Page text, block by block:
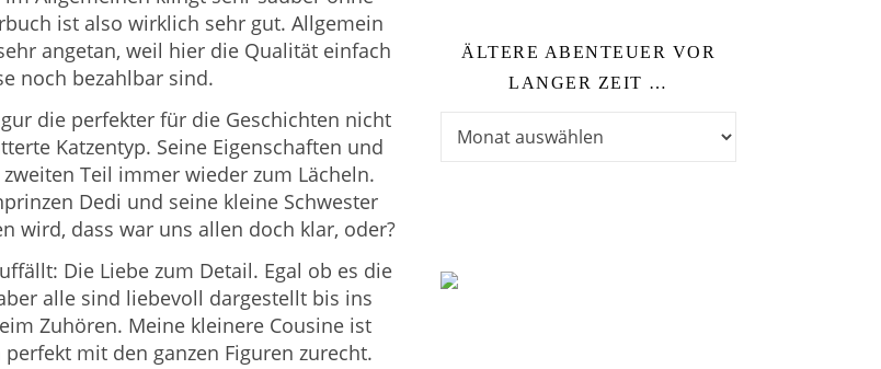
ist also wirklich sehr gut. Allgemein
angetan, weil hier die Qualität einfach
noch bezahlbar sind.
die perfekter für die Geschichten nicht
Katzentyp. Seine Eigenschaften und
Teil immer wieder zum Lächeln.
Dedi und seine kleine Schwester
wird, dass war uns allen doch klar, oder?
Die Liebe zum Detail. Egal ob es die
alle sind liebevoll dargestellt bis ins
Zuhören. Meine kleinere Cousine ist
mit den ganzen Figuren zurecht.
ÄLTERE ABENTEUER VOR
LANGER ZEIT …